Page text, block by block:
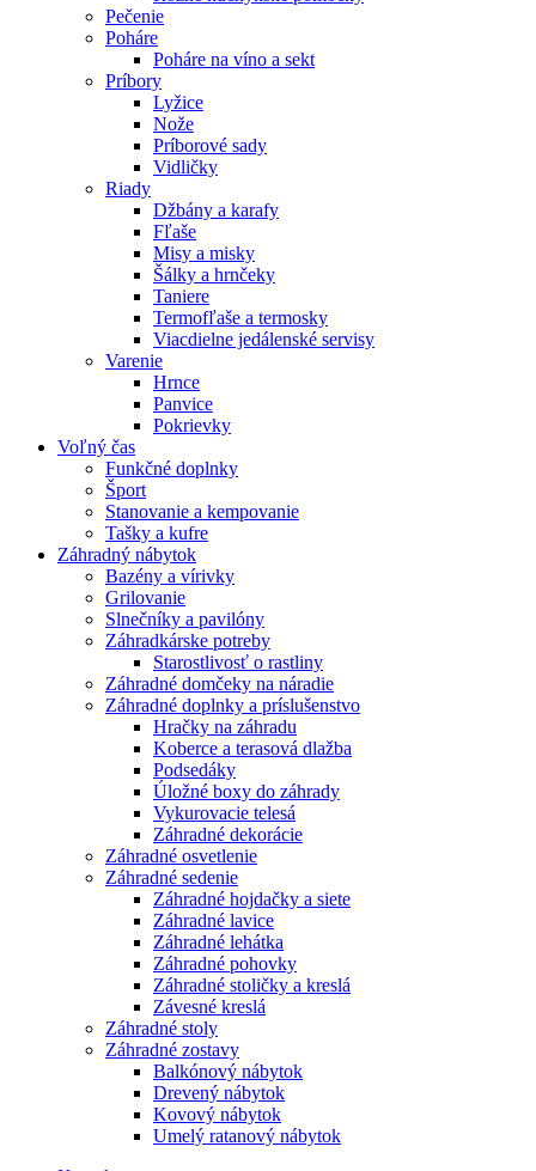
Pečenie
Poháre
Poháre na víno a sekt
Príbory
Lyžice
Nože
Príborové sady
Vidličky
Riady
Džbány a karafy
Fľaše
Misy a misky
Šálky a hrnčeky
Taniere
Termofľaše a termosky
Viacdielne jedálenské servisy
Varenie
Hrnce
Panvice
Pokrievky
Voľný čas
Funkčné doplnky
Šport
Stanovanie a kempovanie
Tašky a kufre
Záhradný nábytok
Bazény a vírivky
Grilovanie
Slnečníky a pavilóny
Záhradkárske potreby
Starostlivosť o rastliny
Záhradné domčeky na náradie
Záhradné doplnky a príslušenstvo
Hračky na záhradu
Koberce a terasová dlažba
Podsedáky
Úložné boxy do záhrady
Vykurovacie telesá
Záhradné dekorácie
Záhradné osvetlenie
Záhradné sedenie
Záhradné hojdačky a siete
Záhradné lavice
Záhradné lehátka
Záhradné pohovky
Záhradné stoličky a kreslá
Závesné kreslá
Záhradné stoly
Záhradné zostavy
Balkónový nábytok
Drevený nábytok
Kovový nábytok
Umelý ratanový nábytok